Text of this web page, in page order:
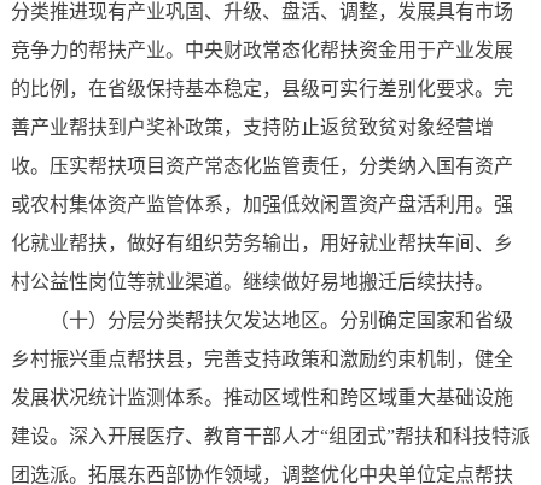
分类推进现有产业巩固、升级、盘活、调整，发展具有市场
竞争力的帮扶产业。中央财政常态化帮扶资金用于产业发展
的比例，在省级保持基本稳定，县级可实行差别化要求。完
善产业帮扶到户奖补政策，支持防止返贫致贫对象经营增
收。压实帮扶项目资产常态化监管责任，分类纳入国有资产
或农村集体资产监管体系，加强低效闲置资产盘活利用。强
化就业帮扶，做好有组织劳务输出，用好就业帮扶车间、乡
村公益性岗位等就业渠道。继续做好易地搬迁后续扶持。
（十）分层分类帮扶欠发达地区。分别确定国家和省级
乡村振兴重点帮扶县，完善支持政策和激励约束机制，健全
发展状况统计监测体系。推动区域性和跨区域重大基础设施
建设。深入开展医疗、教育干部人才“组团式”帮扶和科技特派
团选派。拓展东西部协作领域，调整优化中央单位定点帮扶